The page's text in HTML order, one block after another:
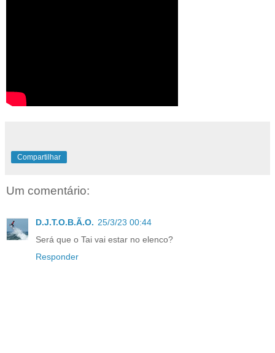
Compartilhar
Um comentário:
D.J.T.O.B.Ã.O. 25/3/23 00:44
Será que o Tai vai estar no elenco?
Responder